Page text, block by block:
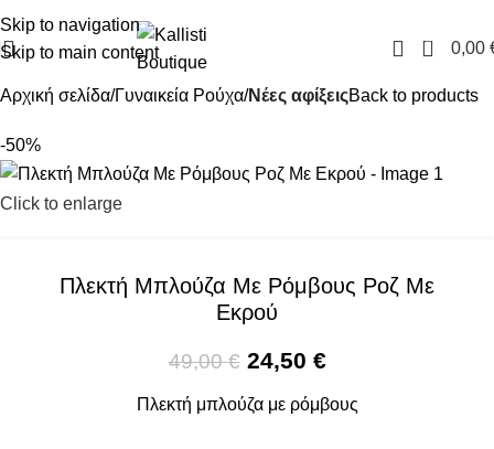
Skip to navigation
Skip to main content
0 0,00
Αρχική σελίδα Γυναικεία Ρούχα Νέες αφίξειςBack to products
-50%
Click to enlarge
Πλεκτή Μπλούζα Με Ρόμβους Ροζ Με
Εκρού
49,00€ 24,50 €
Πλεκτή μπλούζα με ρόμβους